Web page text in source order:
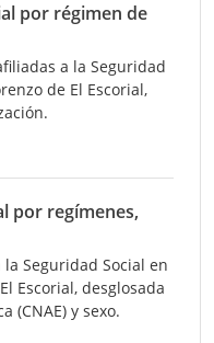
por régimen de
a la Seguridad
de El Escorial,
por regímenes,
Seguridad Social en
Escorial, desglosada
(CNAE) y sexo.